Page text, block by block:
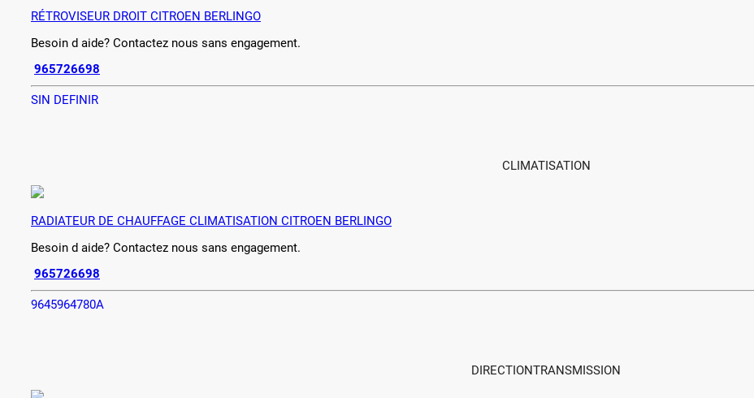
RÉTROVISEUR DROIT CITROEN BERLINGO
Besoin d aide? Contactez nous sans engagement.
965726698
SIN DEFINIR
CLIMATISATION
RADIATEUR DE CHAUFFAGE CLIMATISATION CITROEN BERLINGO
Besoin d aide? Contactez nous sans engagement.
965726698
9645964780A
DIRECTIONTRANSMISSION